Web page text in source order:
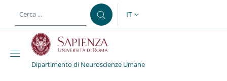
al contenuto principale
SELETTORE LINGUA:
IT
Dipartimento di Neuroscienze Umane